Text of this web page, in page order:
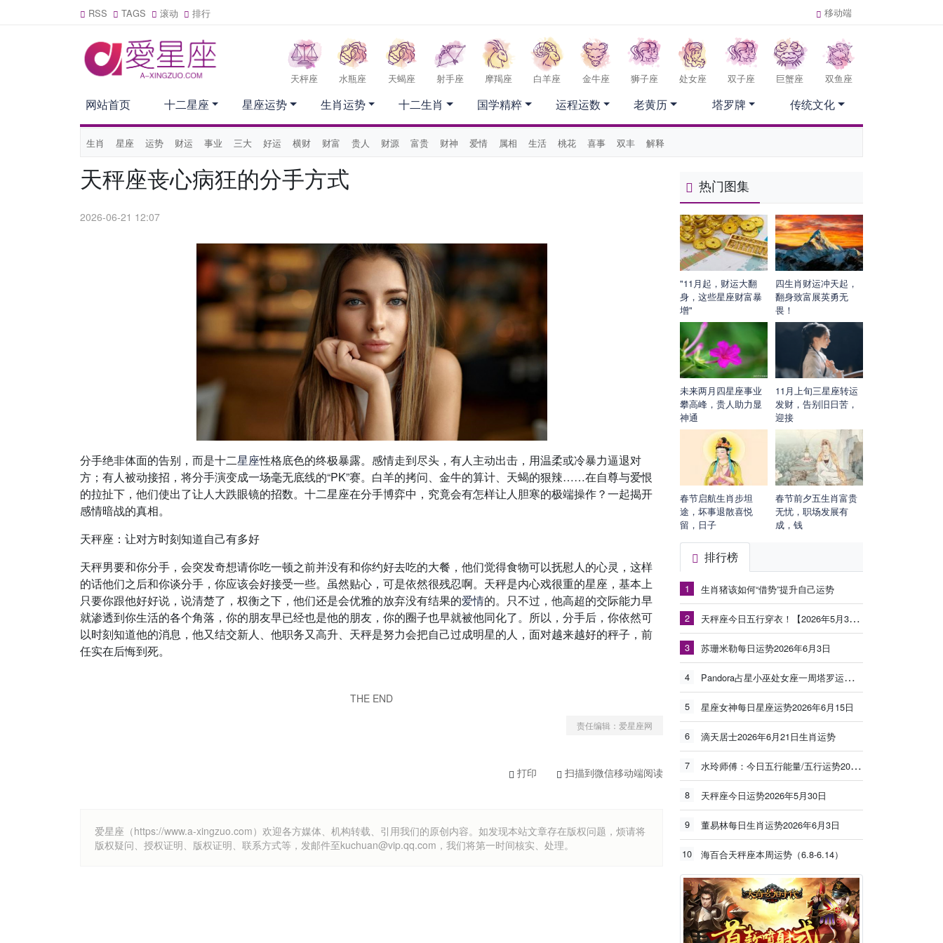
RSS TAGS 滚动 排行 移动端
天枰座 水瓶座 天蝎座 射手座 摩羯座 白羊座 金牛座 狮子座 处女座 双子座 巨蟹座 双鱼座
网站首页
生肖 星座 运势 财运 事业 三大 好运 横财 财富 贵人 财源 富贵 财神 爱情 属相 生活 桃花 喜事 双丰 解释
十二星座 星座运势 生肖运势 十二生肖 国学精粹 运程运数 老黄历 塔罗牌 传统文化
天秤座丧心病狂的分手方式
2026-06-21 12:07
分手绝非体面的告别，而是十二星座性格底色的终极暴露。感情走到尽头，有人主动出击，用温柔或冷暴力逼退对
方；有人被动接招，将分手演变成一场毫无底线的“PK”赛。白羊的拷问、金牛的算计、天蝎的狠辣……在自尊与爱恨
的拉扯下，他们使出了让人大跌眼镜的招数。十二星座在分手博弈中，究竟会有怎样让人胆寒的极端操作？一起揭开
感情暗战的真相。
天秤座：让对方时刻知道自己有多好
天秤男要和你分手，会突发奇想请你吃一顿之前并没有和你约好去吃的大餐，他们觉得食物可以抚慰人的心灵，这样
的话他们之后和你谈分手，你应该会好接受一些。虽然贴心，可是依然很残忍啊。天秤是内心戏很重的星座，基本上
只要你跟他好好说，说清楚了，权衡之下，他们还是会优雅的放弃没有结果的爱情的。只不过，他高超的交际能力早
就渗透到你生活的各个角落，你的朋友早已经也是他的朋友，你的圈子也早就被他同化了。所以，分手后，你依然可
以时刻知道他的消息，他又结交新人、他职务又高升、天秤是努力会把自己过成明星的人，面对越来越好的秤子，前
任实在后悔到死。
THE END
责任编辑：爱星座网
打印 扫描到微信移动端阅读
爱星座（https://www.a-xingzuo.com）欢迎各方媒体、机构转载、引用我们的原创内容。如发现本站文章存在版权问题，烦请将
版权疑问、授权证明、版权证明、联系方式等，发邮件至kuchuan@vip.qq.com，我们将第一时间核实、处理。
热门图集
"11月起，财运大翻
身，这些星座财富暴
增"
四生肖财运冲天起，
翻身致富展英勇无
畏！
未来两月四星座事业
攀高峰，贵人助力显
神通
11月上旬三星座转运
发财，告别旧日苦，
迎接
春节启航生肖步坦
途，坏事退散喜悦
留，日子
春节前夕五生肖富贵
无忧，职场发展有
成，钱
排行榜
1 生肖猪该如何“借势”提升自己运势
2 天秤座今日五行穿衣！【2026年5月30日】
3 苏珊米勒每日运势2026年6月3日
4 Pandora占星小巫处女座一周塔罗运势（6.8-6.14）
5 星座女神每日星座运势2026年6月15日
6 滴天居士2026年6月21日生肖运势
7 水玲师傅：今日五行能量/五行运势2026年5月25日
8 天秤座今日运势2026年5月30日
9 董易林每日生肖运势2026年6月3日
10 海百合天秤座本周运势（6.8-6.14）